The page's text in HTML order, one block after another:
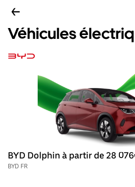
Véhicules
BYD Dolphin à partir de 28
BYD FR